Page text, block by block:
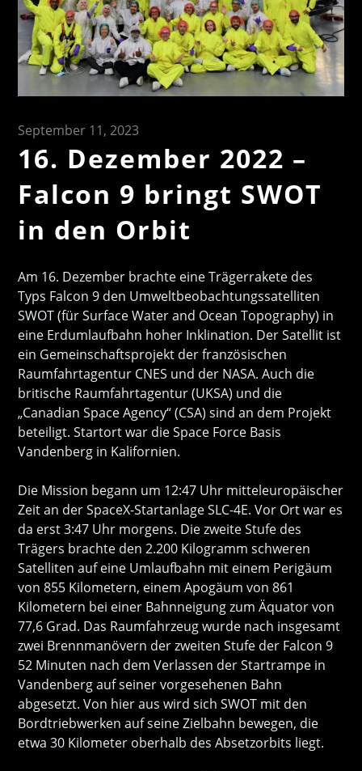
September 11, 2023
16. Dezember 2022 –
Falcon 9 bringt SWOT
in den Orbit
Am 16. Dezember brachte eine Trägerrakete des
Typs Falcon 9 den Umweltbeobachtungssatelliten
SWOT (für Surface Water and Ocean Topography) in
eine Erdumlaufbahn hoher Inklination. Der Satellit ist
ein Gemeinschaftsprojekt der französischen
Raumfahrtagentur CNES und der NASA. Auch die
britische Raumfahrtagentur (UKSA) und die
„Canadian Space Agency“ (CSA) sind an dem Projekt
beteiligt. Startort war die Space Force Basis
Vandenberg in Kalifornien.
Die Mission begann um 12:47 Uhr mitteleuropäischer
Zeit an der SpaceX-Startanlage SLC-4E. Vor Ort war es
da erst 3:47 Uhr morgens. Die zweite Stufe des
Trägers brachte den 2.200 Kilogramm schweren
Satelliten auf eine Umlaufbahn mit einem Perigäum
von 855 Kilometern, einem Apogäum von 861
Kilometern bei einer Bahnneigung zum Äquator von
77,6 Grad. Das Raumfahrzeug wurde nach insgesamt
zwei Brennmanövern der zweiten Stufe der Falcon 9
52 Minuten nach dem Verlassen der Startrampe in
Vandenberg auf seiner vorgesehenen Bahn
abgesetzt. Von hier aus wird sich SWOT mit den
Bordtriebwerken auf seine Zielbahn bewegen, die
etwa 30 Kilometer oberhalb des Absetzorbits liegt.